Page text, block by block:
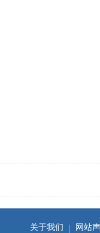
关于我们 网站